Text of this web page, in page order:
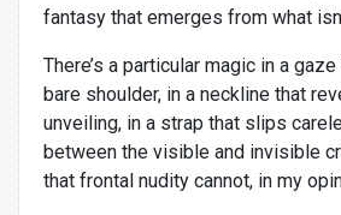
fantasy that emerges from what
There’s a particular magic in a
bare shoulder, in a neckline that
unveiling, in a strap that slips
between the visible and invisible
that frontal nudity cannot, in my